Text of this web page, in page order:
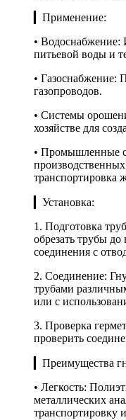
▎Применение:
• Водоснабжение:
питьевой воды и
• Газоснабжение:
газопроводов.
• Системы
хозяйстве для
• Промышленные
производственных
транспортировка
▎Установка:
1. Подготовка
обрезать трубы
соединения с
2. Соединение:
трубами
или с
3. Проверка
проверить
▎Преимущества
• Легкость:
металлических
транспортировку